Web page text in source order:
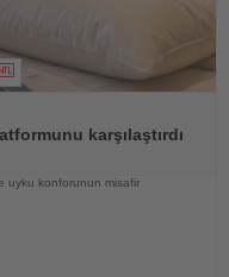
karşılaştırdı
uyku konforunun misafir